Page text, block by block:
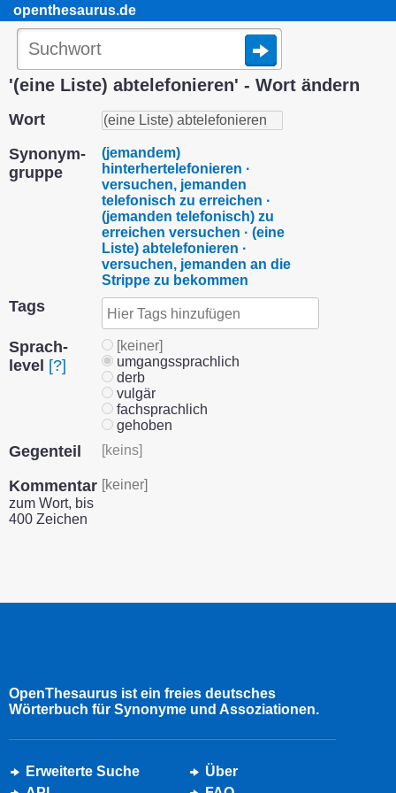
openthesaurus.de
'(eine Liste) abtelefonieren' - Wort ändern
Wort
Synonym­
gruppe
(jemandem)
hinterhertelefonieren ·
versuchen, jemanden
telefonisch zu erreichen ·
(jemanden telefonisch) zu
erreichen versuchen · (eine
Liste) abtelefonieren ·
versuchen, jemanden an die
Strippe zu bekommen
Tags
Sprach­
level [?]
[keiner]
umgangssprachlich
derb
vulgär
fachsprachlich
gehoben
Gegenteil [keins]
Kommentar
zum Wort, bis
400 Zeichen
[keiner]
OpenThesaurus ist ein freies deutsches
Wörterbuch für Synonyme und Assoziationen.
Erweiterte Suche
Über